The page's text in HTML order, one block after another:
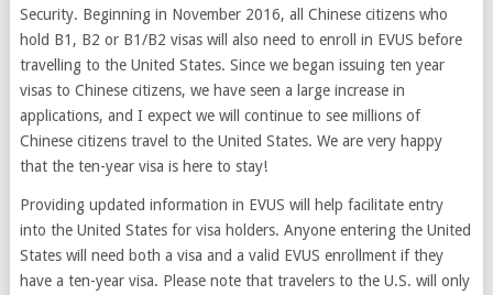
Security. Beginning in November 2016, all Chinese citizens who
hold B1, B2 or B1/B2 visas will also need to enroll in EVUS before
travelling to the United States. Since we began issuing ten year
visas to Chinese citizens, we have seen a large increase in
applications, and I expect we will continue to see millions of
Chinese citizens travel to the United States. We are very happy
that the ten-year visa is here to stay!
Providing updated information in EVUS will help facilitate entry
into the United States for visa holders. Anyone entering the United
States will need both a visa and a valid EVUS enrollment if they
have a ten-year visa. Please note that travelers to the U.S. will only